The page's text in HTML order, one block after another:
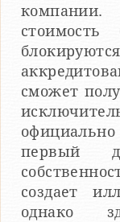
сможет
первый
создает
однако